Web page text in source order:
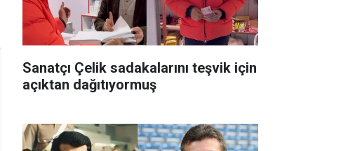
Sanatçı Çelik sadakalarını teşvik için
açıktan dağıtıyormuş